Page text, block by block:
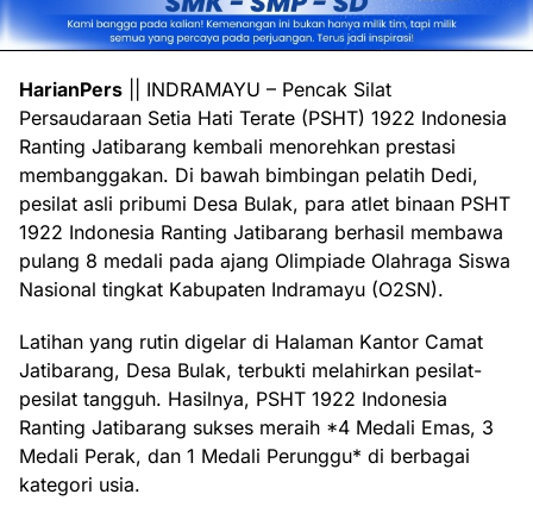
HarianPers || INDRAMAYU – Pencak Silat
Persaudaraan Setia Hati Terate (PSHT) 1922 Indonesia
Ranting Jatibarang kembali menorehkan prestasi
membanggakan. Di bawah bimbingan pelatih Dedi,
pesilat asli pribumi Desa Bulak, para atlet binaan PSHT
1922 Indonesia Ranting Jatibarang berhasil membawa
pulang 8 medali pada ajang Olimpiade Olahraga Siswa
Nasional tingkat Kabupaten Indramayu (O2SN).
Latihan yang rutin digelar di Halaman Kantor Camat
Jatibarang, Desa Bulak, terbukti melahirkan pesilat-
pesilat tangguh. Hasilnya, PSHT 1922 Indonesia
Ranting Jatibarang sukses meraih *4 Medali Emas, 3
Medali Perak, dan 1 Medali Perunggu* di berbagai
kategori usia.